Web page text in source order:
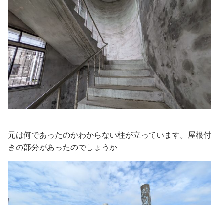
元は何であったのかわからない柱が立っています。屋根付
きの部分があったのでしょうか